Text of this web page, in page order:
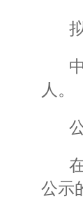
人。
公示